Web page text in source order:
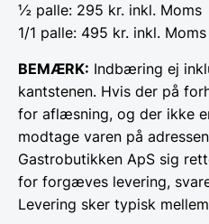
½ palle: 295 kr. inkl. Moms
1/1 palle: 495 kr. inkl. Moms
BEMÆRK: Indbæring ej
kantstenen. Hvis der på
for aflæsning, og der ikke
modtage varen på
Gastrobutikken ApS sig
for forgæves levering,
Levering sker typisk